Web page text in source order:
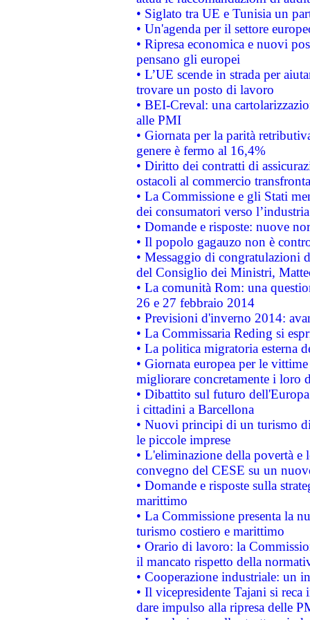
• Siglato tra UE e Tunisia un
• Un'agenda per il settore
• Ripresa economica e nuovi
pensano gli europei
• L’UE scende in strada per
trovare un posto di lavoro
• BEI-Creval: una
alle PMI
• Giornata per la parità
genere è fermo al 16,4%
• Diritto dei contratti di
ostacoli al commercio
• La Commissione e gli Stati
dei consumatori verso
• Domande e risposte: nuove
• Il popolo gagauzo non è
• Messaggio di congratulazioni
del Consiglio dei Ministri,
• La comunità Rom: una
26 e 27 febbraio 2014
• Previsioni d'inverno 2014:
• La Commissaria Reding si
• La politica migratoria esterna
• Giornata europea per le
migliorare concretamente i loro
• Dibattito sul futuro
i cittadini a Barcellona
• Nuovi principi di un turismo
le piccole imprese
• L'eliminazione della povertà
convegno del CESE su un
• Domande e risposte sulla
marittimo
• La Commissione presenta la
turismo costiero e marittimo
• Orario di lavoro: la
il mancato rispetto della
• Cooperazione industriale: un
• Il vicepresidente Tajani si
dare impulso alla ripresa delle